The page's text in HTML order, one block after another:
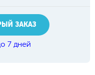
ЗАКАЗ
7 дней